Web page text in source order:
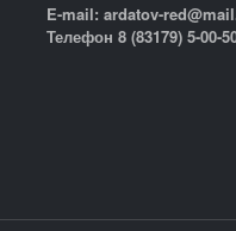
E-mail: ardatov-
Телефон 8 (83179) 5-00-